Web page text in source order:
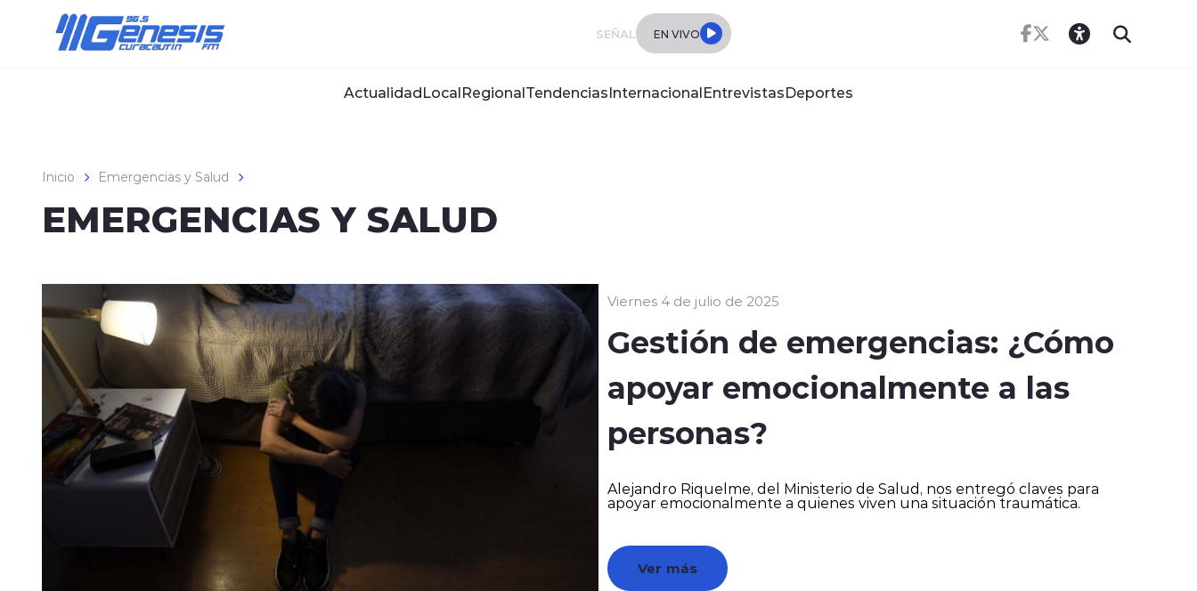
SEÑAL EN VIVO
ActualidadLocalRegionalTendenciasInternacionalEntrevistasDeportes
Inicio Emergencias y Salud
EMERGENCIAS Y SALUD
Viernes 4 de julio de 2025
Gestión de emergencias: ¿Cómo
apoyar emocionalmente a las
personas?
Alejandro Riquelme, del Ministerio de Salud, nos entregó claves para
apoyar emocionalmente a quienes viven una situación traumática.
Ver más